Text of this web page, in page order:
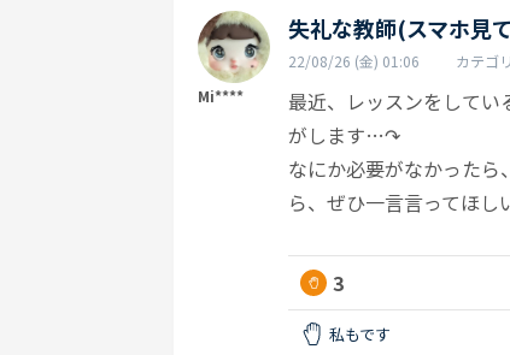
Mi****
失礼な教師(スマホ見
22/08/26 (金) 01:06 カテゴリ
最近、レッスンをして
がします…↷
なにか必要がなかった
ら、ぜひ一言言ってほし
3
私もです